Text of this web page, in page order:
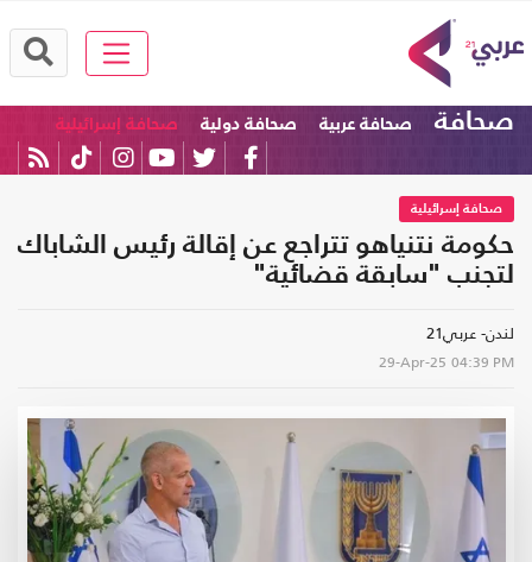
صحافة صحافة عربية صحافة دولية صحافة إسرائيلية
صحافة إسرائيلية
حكومة نتنياهو تتراجع عن إقالة رئيس الشاباك
لتجنب "سابقة قضائية"
لندن- عربي21
29-Apr-25 04:39 PM